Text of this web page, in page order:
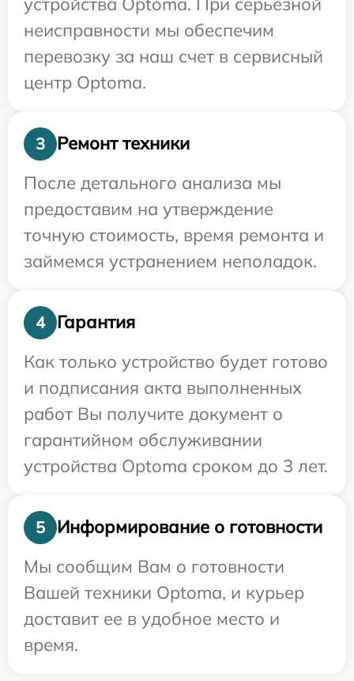
неисправности мы обеспечим
перевозку за наш счет в сервисный
центр Optoma.
3
Ремонт техники
После детального анализа мы
предоставим на утверждение
точную стоимость, время ремонта и
займемся устранением неполадок.
4
Гарантия
Как только устройство будет готово
и подписания акта выполненных
работ Вы получите документ о
гарантийном обслуживании
устройства Optoma сроком до 3 лет.
5
Информирование о готовности
Мы сообщим Вам о готовности
Вашей техники Optoma, и курьер
доставит ее в удобное место и
время.